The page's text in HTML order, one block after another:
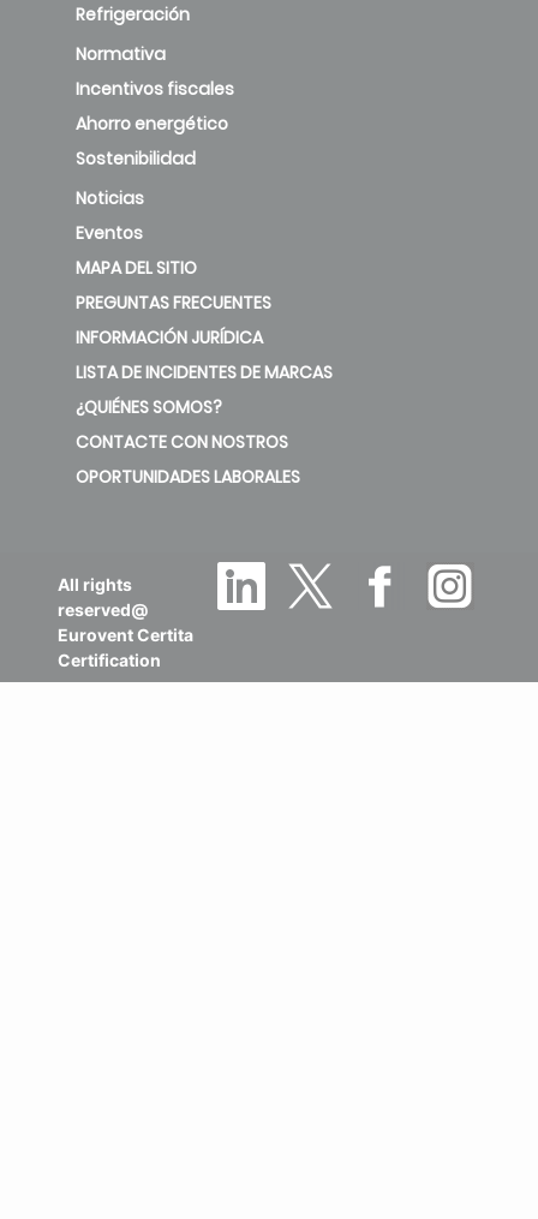
Refrigeración
Normativa
Incentivos fiscales
Ahorro energético
Sostenibilidad
Noticias
Eventos
MAPA DEL SITIO
PREGUNTAS FRECUENTES
INFORMACIÓN JURÍDICA
LISTA DE INCIDENTES DE MARCAS
¿QUIÉNES SOMOS?
CONTACTE CON NOSTROS
OPORTUNIDADES LABORALES
All rights
reserved@
Eurovent Certita
Certification